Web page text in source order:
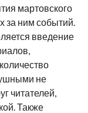
мартовского
за ним событий.
введение
не
читателей,
Также